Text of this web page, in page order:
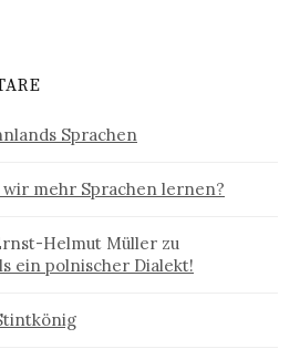
Sprachen
mehr Sprachen lernen?
Helmut Müller zu
ein polnischer Dialekt!